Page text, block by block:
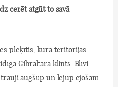
cerēt atgūt to savā
pleķītis, kura teritorijas
Gibraltāra klints. Blīvi
augšup un lejup ejošām